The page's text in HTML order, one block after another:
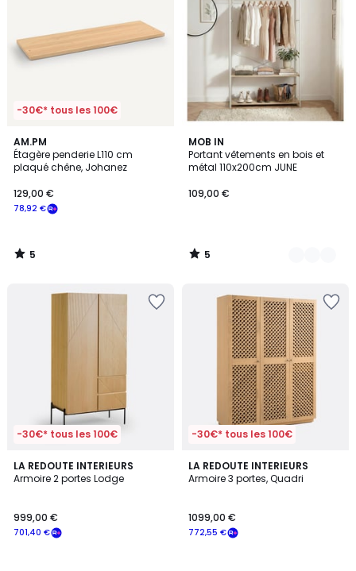
-30€* tous les 100€
AM.PM
Étagère penderie L110 cm
plaqué chêne, Johanez
78,92 €
129,00 €
5
/
5
5
/
MOB IN
Portant vêtements en bois et
métal 110x200cm JUNE
109,00 €
5
/
5
2
Couleurs
5
/
-30€* tous les 100€
LA REDOUTE INTERIEURS
Armoire 2 portes Lodge
701,40 €
999,00 €
4,3
/ 5
2
Couleurs
-30€* tous les 100€
LA REDOUTE INTERIEURS
Armoire 3 portes, Quadri
772,55 €
1099,00 €